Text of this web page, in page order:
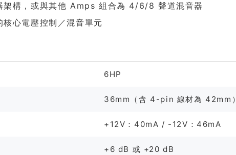
架構，或與其他 Amps 組合為 4/6/8 聲道混音器
核心電壓控制／混音單元
6HP
36mm（含 4-pin 線材為 42mm）
+12V：40mA / -12V：46mA
+6 dB 或 +20 dB